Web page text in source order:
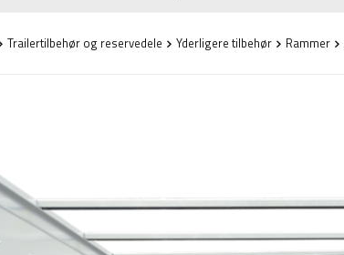
Trailertilbehør og reservedele Yderligere tilbehør Rammer